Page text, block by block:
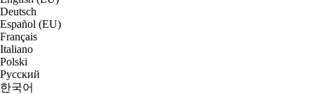
Deutsch
Español (EU)
Français
Italiano
Polski
Русский
한국어